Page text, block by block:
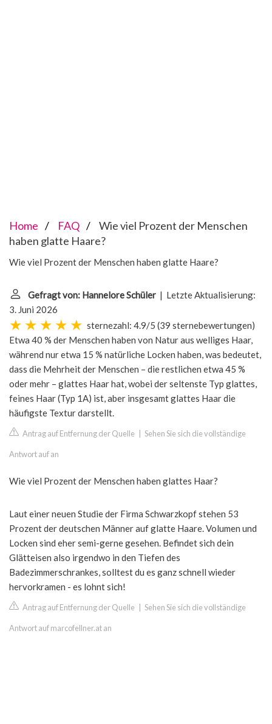
Home FAQ
Wie viel Prozent der Menschen
haben glatte Haare?
Wie viel Prozent der Menschen haben glatte Haare?
Gefragt von: Hannelore Schüler | Letzte Aktualisierung:
3. Juni 2026
sternezahl: 4.9/5 (39 sternebewertungen)
Etwa 40 % der Menschen haben von Natur aus welliges Haar,
während nur etwa 15 % natürliche Locken haben, was bedeutet,
dass die Mehrheit der Menschen – die restlichen etwa 45 %
oder mehr – glattes Haar hat, wobei der seltenste Typ glattes,
feines Haar (Typ 1A) ist, aber insgesamt glattes Haar die
häufigste Textur darstellt.
Antrag auf Entfernung der Quelle Sehen Sie sich die vollständige
Antwort auf an
Wie viel Prozent der Menschen haben glattes Haar?
Laut einer neuen Studie der Firma Schwarzkopf stehen 53
Prozent der deutschen Männer auf glatte Haare. Volumen und
Locken sind eher semi-gerne gesehen. Befindet sich dein
Glätteisen also irgendwo in den Tiefen des
Badezimmerschrankes, solltest du es ganz schnell wieder
hervorkramen - es lohnt sich!
Antrag auf Entfernung der Quelle Sehen Sie sich die vollständige
Antwort auf marcofellner.at an